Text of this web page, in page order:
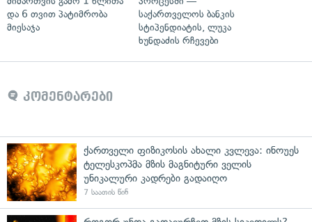
და 6 თვით პატიმრობა
მიესაჯა
საქართველოს ბანკის
სტიპენდიატის, ლუკა
ხუნდაძის რჩევები
კომენტარები
ქართველი ფიზიკოსის ახალი კვლევა: ინოუეს
ტელესკოპმა მზის მაგნიტური ველის
უნიკალური კადრები გადაიღო
7 საათის წინ